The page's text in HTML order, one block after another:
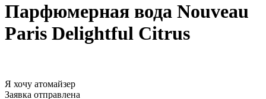
Парфюмерная вода Nouveau
Paris Delightful Citrus
Я хочу атомайзер
Заявка отправлена